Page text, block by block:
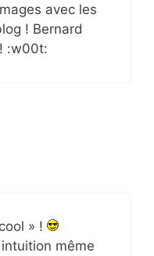
avec les
! Bernard
:w00t:
» !
même